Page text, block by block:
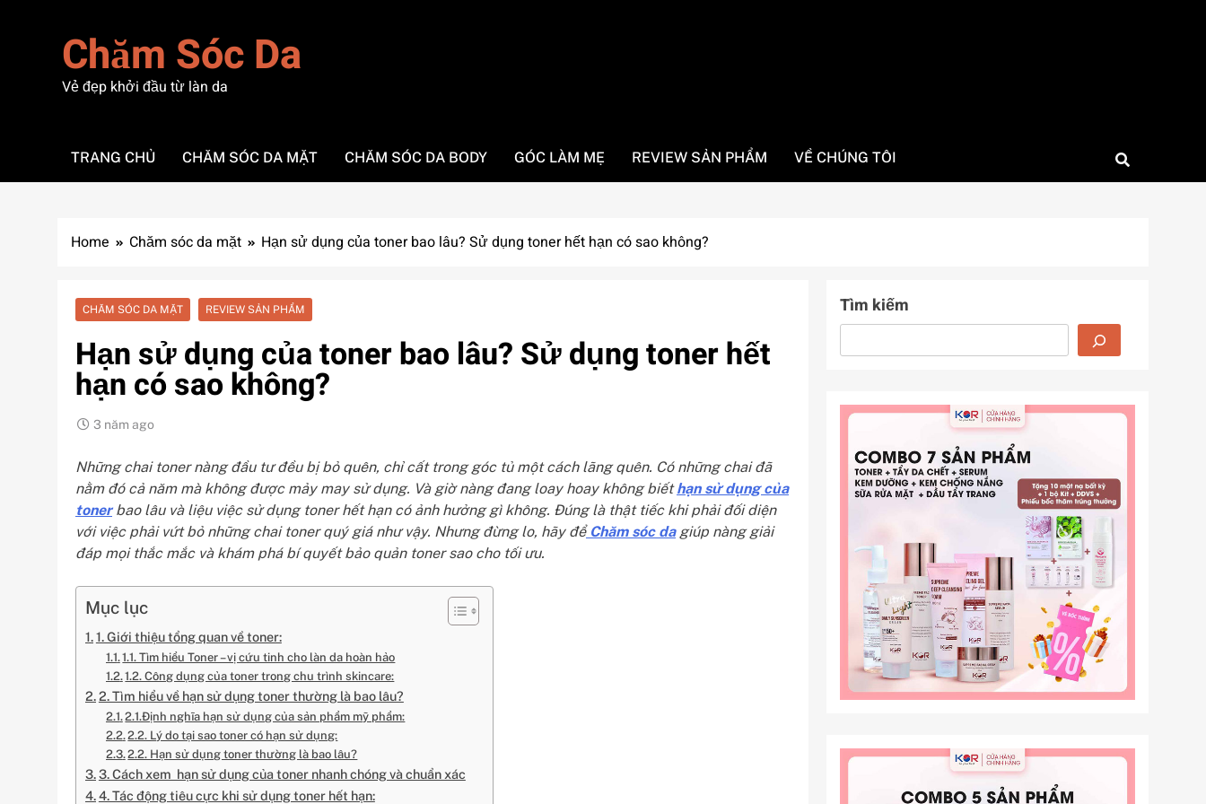
Chăm Sóc Da
Vẻ đẹp khởi đầu từ làn da
TRANG CHỦ CHĂM SÓC DA MẶT CHĂM SÓC DA BODY GÓC LÀM MẸ REVIEW SẢN PHẨM VỀ CHÚNG TÔI
Home Chăm sóc da mặt Hạn sử dụng của toner bao lâu? Sử dụng toner hết hạn có sao không?
CHĂM SÓC DA MẶT REVIEW SẢN PHẨM
Hạn sử dụng của toner bao lâu? Sử dụng toner hết
hạn có sao không?
3 năm ago
Những chai toner nàng đầu tư đều bị bỏ quên, chỉ cất trong góc tủ một cách lãng quên. Có những chai đã
nằm đó cả năm mà không được mảy may sử dụng. Và giờ nàng đang loay hoay không biếthạn sử dụng của
tonerbao lâu và liệu việc sử dụng toner hết hạn có ảnh hưởng gì không. Đúng là thật tiếc khi phải đối diện
với việc phải vứt bỏ những chai toner quý giá như vậy. Nhưng đừng lo, hãy đểChăm sóc dagiúp nàng giải
đáp mọi thắc mắc và khám phá bí quyết bảo quản toner sao cho tối ưu.
Mục lục
1. Giới thiệu tổng quan về toner:
1.1. Tìm hiểu Toner – vị cứu tinh cho làn da hoàn hảo
1.2. Công dụng của toner trong chu trình skincare:
2. Tìm hiểu về hạn sử dụng toner thường là bao lâu?
2.1.Định nghĩa hạn sử dụng của sản phẩm mỹ phẩm:
2.2. Lý do tại sao toner có hạn sử dụng:
2.2. Hạn sử dụng toner thường là bao lâu?
3. Cách xem hạn sử dụng của toner nhanh chóng và chuẩn xác
4. Tác động tiêu cực khi sử dụng toner hết hạn:
Tìm kiếm